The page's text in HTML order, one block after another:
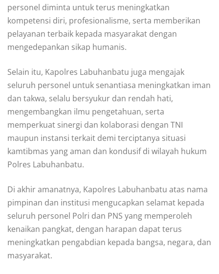
personel diminta untuk terus meningkatkan
kompetensi diri, profesionalisme, serta memberikan
pelayanan terbaik kepada masyarakat dengan
mengedepankan sikap humanis.
Selain itu, Kapolres Labuhanbatu juga mengajak
seluruh personel untuk senantiasa meningkatkan iman
dan takwa, selalu bersyukur dan rendah hati,
mengembangkan ilmu pengetahuan, serta
memperkuat sinergi dan kolaborasi dengan TNI
maupun instansi terkait demi terciptanya situasi
kamtibmas yang aman dan kondusif di wilayah hukum
Polres Labuhanbatu.
Di akhir amanatnya, Kapolres Labuhanbatu atas nama
pimpinan dan institusi mengucapkan selamat kepada
seluruh personel Polri dan PNS yang memperoleh
kenaikan pangkat, dengan harapan dapat terus
meningkatkan pengabdian kepada bangsa, negara, dan
masyarakat.